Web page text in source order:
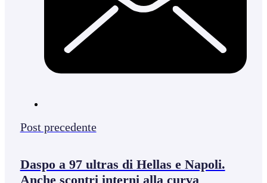
Post precedente
Daspo a 97 ultras di Hellas e Napoli.
Anche scontri interni alla curva